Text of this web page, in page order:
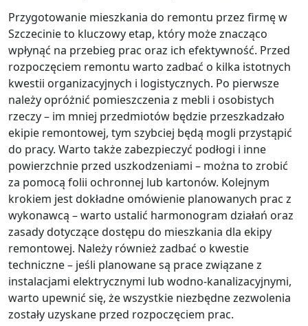
Przygotowanie mieszkania do remontu przez firmę w
Szczecinie to kluczowy etap, który może znacząco
wpłynąć na przebieg prac oraz ich efektywność. Przed
rozpoczęciem remontu warto zadbać o kilka istotnych
kwestii organizacyjnych i logistycznych. Po pierwsze
należy opróżnić pomieszczenia z mebli i osobistych
rzeczy – im mniej przedmiotów będzie przeszkadzało
ekipie remontowej, tym szybciej będą mogli przystąpić
do pracy. Warto także zabezpieczyć podłogi i inne
powierzchnie przed uszkodzeniami – można to zrobić
za pomocą folii ochronnej lub kartonów. Kolejnym
krokiem jest dokładne omówienie planowanych prac z
wykonawcą – warto ustalić harmonogram działań oraz
zasady dotyczące dostępu do mieszkania dla ekipy
remontowej. Należy również zadbać o kwestie
techniczne – jeśli planowane są prace związane z
instalacjami elektrycznymi lub wodno-kanalizacyjnymi,
warto upewnić się, że wszystkie niezbędne zezwolenia
zostały uzyskane przed rozpoczęciem prac.